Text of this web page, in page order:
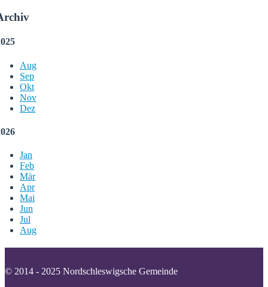
Aug
Sep
Okt
Nov
Dez
Jan
Feb
Mär
Apr
Mai
Jun
Jul
Aug
© 2014 - 2025 Nordschleswigsche Gemeinde